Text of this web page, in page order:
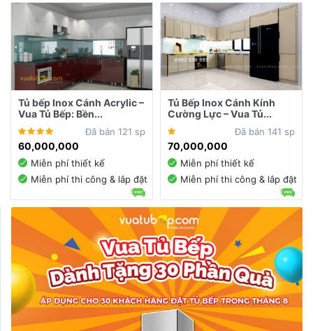
Tủ bếp Inox Cánh Acrylic –
Vua Tủ Bếp: Bền...
Đã bán 121 sp
60,000,000
Miễn phí thiết kế
Miễn phí thi công & lắp đặt
Tủ Bếp Inox Cánh Kính
Cường Lực – Vua Tủ...
Đã bán 141 sp
70,000,000
Miễn phí thiết kế
Miễn phí thi công & lắp đặt